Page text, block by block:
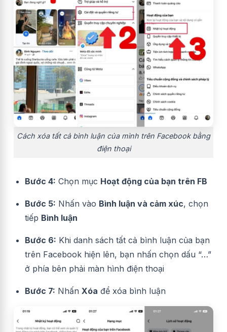
Cách xóa tất cả bình luận của mình trên Facebook bằng
điện thoại
Bước 4: Chọn mục Hoạt động của bạn trên FB
Bước 5: Nhấn vào Bình luận và cảm xúc, chọn
tiếp Bình luận
Bước 6: Khi danh sách tất cả bình luận của bạn
trên Facebook hiện lên, bạn nhấn chọn dấu “…”
ở phía bên phải màn hình điện thoại
Bước 7: Nhấn Xóa để xóa bình luận